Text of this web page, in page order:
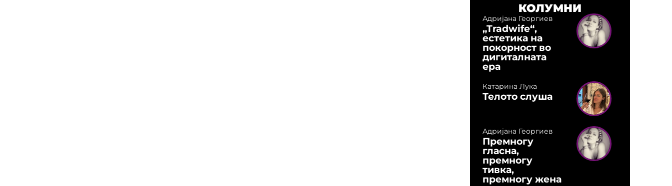
КОЛУМНИ
Адријана Георгиев
„Tradwife“,
естетика на
покорност во
дигиталната
ера
Катарина Лука
Телото слуша
Адријана Георгиев
Премногу
гласна,
премногу
тивка,
премногу жена